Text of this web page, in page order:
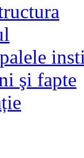
şi fapte